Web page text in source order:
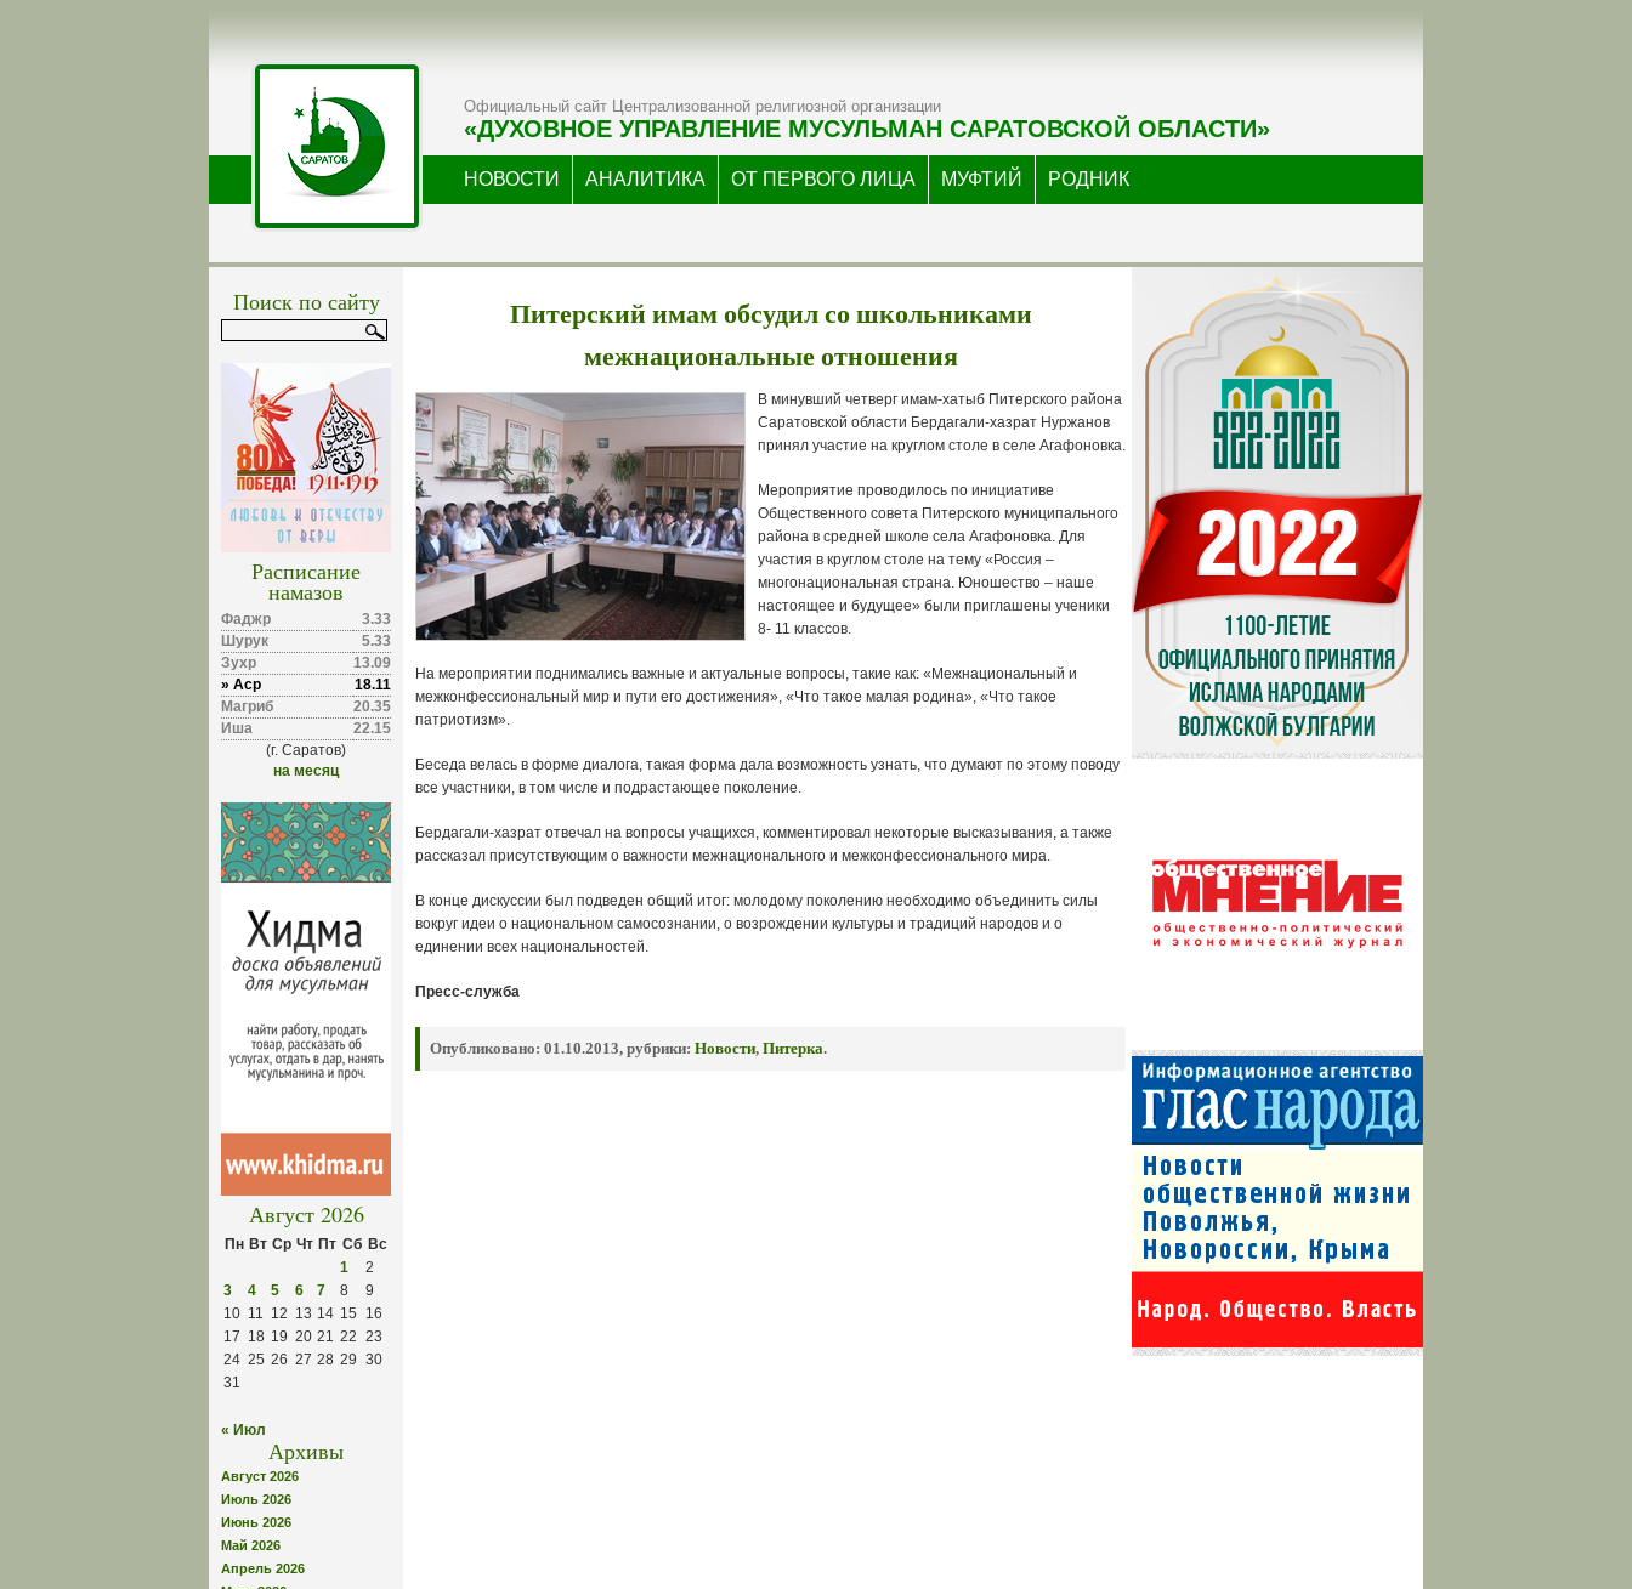
Официальный сайт Централизованной религиозной организации
«ДУХОВНОЕ УПРАВЛЕНИЕ МУСУЛЬМАН САРАТОВСКОЙ ОБЛАСТИ»
НОВОСТИ АНАЛИТИКА ОТ ПЕРВОГО ЛИЦА МУФТИЙ РОДНИК
Поиск по сайту
Расписание
намазов
Фаджр
3.33
Шурук
5.33
Зухр
13.09
» Аср
18.11
Магриб
20.35
Иша
22.15
(г. Саратов)
на месяц
Август 2026
Пн Вт Ср Чт Пт Сб Вс
1
2
3
4 5 6 7 8
9
10 11 12 13 14 15
16
17 18 19 20 21 22 23
24 25 26 27 28 29 30
31
« Июл
Архивы
Август 2026
Июль 2026
Июнь 2026
Май 2026
Апрель 2026
Питерский имам обсудил со школьниками
межнациональные отношения
В минувший четверг имам-хатыб Питерского района
Саратовской области Бердагали-хазрат Нуржанов
принял участие на круглом столе в селе Агафоновка.
Мероприятие проводилось по инициативе
Общественного совета Питерского муниципального
района в средней школе села Агафоновка. Для
участия в круглом столе на тему «Россия –
многонациональная страна. Юношество – наше
настоящее и будущее» были приглашены ученики
8- 11 классов.
На мероприятии поднимались важные и актуальные вопросы, такие как: «Межнациональный и
межконфессиональный мир и пути его достижения», «Что такое малая родина», «Что такое
патриотизм».
Беседа велась в форме диалога, такая форма дала возможность узнать, что думают по этому поводу
все участники, в том числе и подрастающее поколение.
Бердагали-хазрат отвечал на вопросы учащихся, комментировал некоторые высказывания, а также
рассказал присутствующим о важности межнационального и межконфессионального мира.
В конце дискуссии был подведен общий итог: молодому поколению необходимо объединить силы
вокруг идеи о национальном самосознании, о возрождении культуры и традиций народов и о
единении всех национальностей.
Пресс-служба
Опубликовано: 01.10.2013, рубрики: Новости, Питерка.